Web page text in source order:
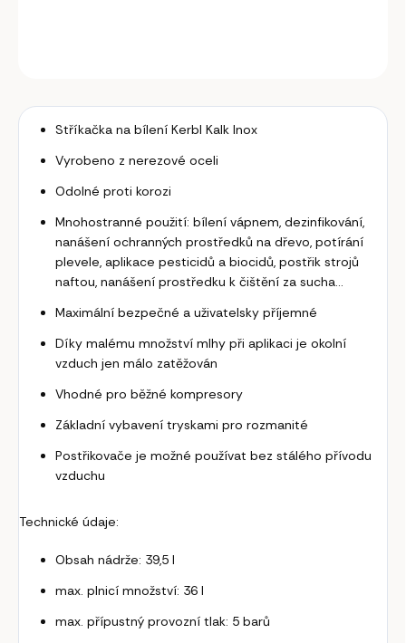
Stříkačka na bílení Kerbl Kalk Inox
Vyrobeno z nerezové oceli
Odolné proti korozi
Mnohostranné použití: bílení vápnem, dezinfikování,
nanášení ochranných prostředků na dřevo, potírání
plevele, aplikace pesticidů a biocidů, postřik strojů
naftou, nanášení prostředku k čištění za sucha...
Maximální bezpečné a uživatelsky příjemné
Díky malému množství mlhy při aplikaci je okolní
vzduch jen málo zatěžován
Vhodné pro běžné kompresory
Základní vybavení tryskami pro rozmanité
Postřikovače je možné používat bez stálého přívodu
vzduchu
Technické údaje:
Obsah nádrže: 39,5 l
max. plnicí množství: 36 l
max. přípustný provozní tlak: 5 barů